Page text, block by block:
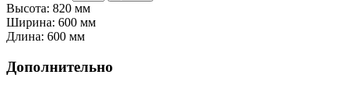
Высота: 820 мм
Ширина: 600 мм
Длина: 600 мм
Дополнительно